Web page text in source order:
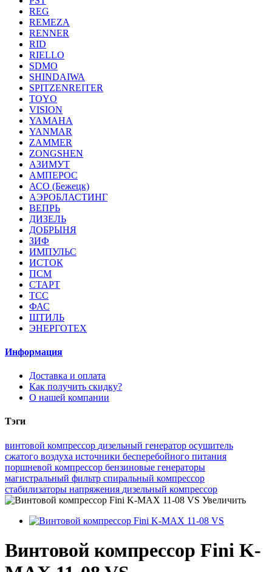
REG
REMEZA
RENNER
RID
RIELLO
SDMO
SHINDAIWA
SPITZENREITER
TOYO
VISION
YAMAHA
YANMAR
ZAMMER
ZONGSHEN
АЗИМУТ
АМПЕРОС
АСО (Бежецк)
АЭРОБЛАСТИНГ
ВЕПРЬ
ДИЗЕЛЬ
ДОБРЫНЯ
ЗИФ
ИМПУЛЬС
ИСТОК
ПСМ
СТАРТ
ТСС
ФАС
ШТИЛЬ
ЭНЕРГОТЕХ
Информация
Доставка и оплата
Как получить скидку?
О нашей компании
Тэги
винтовой компрессор дизельный генератор осушитель
сжатого воздуха источники бесперебойного питания
поршневой компрессор бензиновые генераторы
магистральный фильтр спиральный компрессор
стабилизаторы напряжения дизельный компрессор
Увеличить
Винтовой компрессор Fini K-